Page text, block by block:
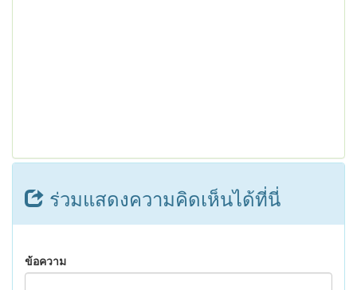
ร่วมแสดงความคิดเห็นได้ที่นี่
ข้อความ